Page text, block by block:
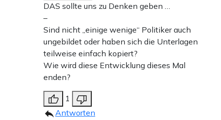
DAS sollte uns zu Denken geben …
–
Sind nicht „einige wenige“ Politiker auch
ungebildet oder haben sich die Unterlagen
teilweise einfach kopiert?
Wie wird diese Entwicklung dieses Mal
enden?
1
Antworten